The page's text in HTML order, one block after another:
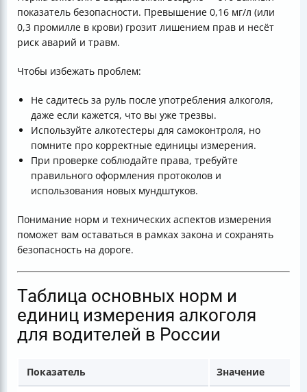
показатель безопасности. Превышение 0,16 мг/л (или
0,3 промилле в крови) грозит лишением прав и несёт
риск аварий и травм.
Чтобы избежать проблем:
Не садитесь за руль после употребления алкоголя,
даже если кажется, что вы уже трезвы.
Используйте алкотестеры для самоконтроля, но
помните про корректные единицы измерения.
При проверке соблюдайте права, требуйте
правильного оформления протоколов и
использования новых мундштуков.
Понимание норм и технических аспектов измерения
поможет вам оставаться в рамках закона и сохранять
безопасность на дороге.
Таблица основных норм и
единиц измерения алкоголя
для водителей в России
Показатель Значение